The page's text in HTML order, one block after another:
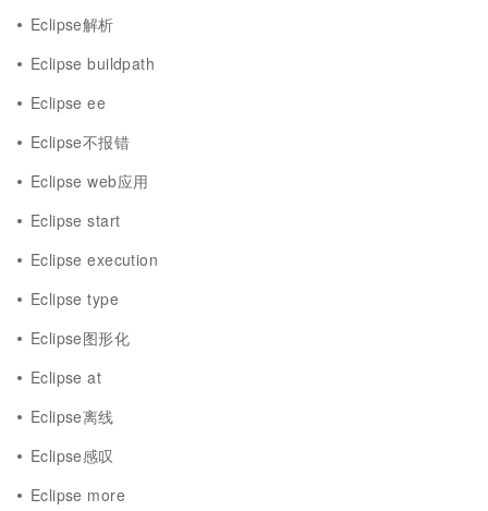
Eclipse解析
Eclipse buildpath
Eclipse ee
Eclipse不报错
Eclipse web应用
Eclipse start
Eclipse execution
Eclipse type
Eclipse图形化
Eclipse at
Eclipse离线
Eclipse感叹
Eclipse more